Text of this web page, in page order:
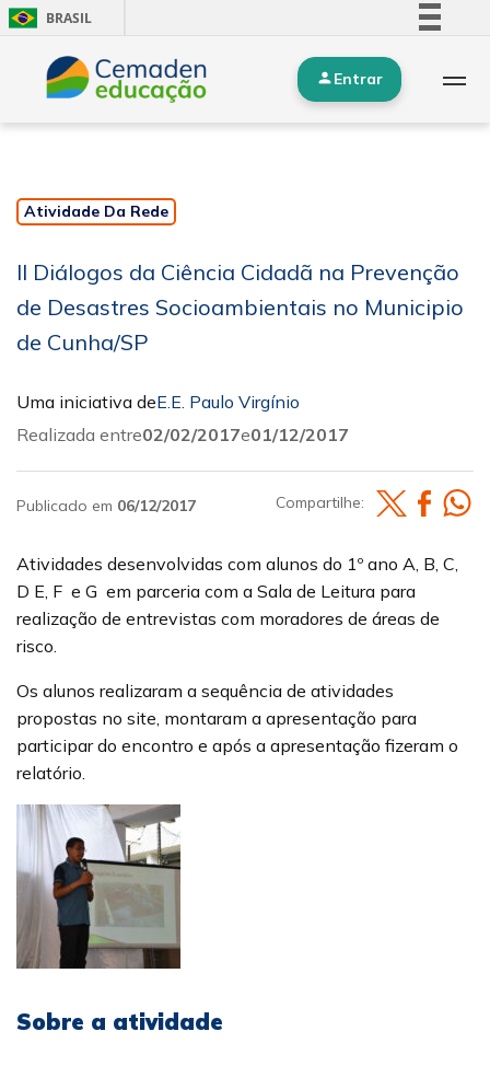
BRASIL
Simplifique!
Comunica BR
Entrar
Atividade Da Rede
II Diálogos da Ciência Cidadã na Prevenção
de Desastres Socioambientais no Municipio
de Cunha/SP
Uma iniciativa deE.E. Paulo Virgínio
Realizada entre02/02/2017e01/12/2017
Publicado em 06/12/2017 Compartilhe:
Atividades desenvolvidas com alunos do 1º ano A, B, C,
D E, F e G em parceria com a Sala de Leitura para
realização de entrevistas com moradores de áreas de
risco.
Os alunos realizaram a sequência de atividades
propostas no site, montaram a apresentação para
participar do encontro e após a apresentação fizeram o
relatório.
Sobre a atividade